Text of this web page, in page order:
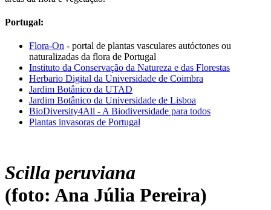
Portugal:
Flora-On - portal de plantas vasculares autóctones ou
naturalizadas da flora de Portugal
Instituto da Conservação da Natureza e das Florestas
Herbario Digital da Universidade de Coimbra
Jardim Botânico da UTAD
Jardim Botânico da Universidade de Lisboa
BioDiversity4All - A Biodiversidade para todos
Plantas invasoras de Portugal
Scilla peruviana
(foto: Ana Júlia Pereira)